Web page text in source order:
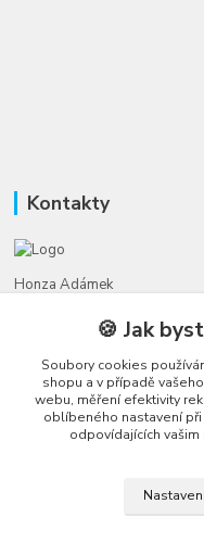
Kontakty
Honza Adámek
(Po-Ne, 9-21 hod.)
honza@autahracky.cz
🍪 Jak
Soubory cookies
shopu a v případě
webu, měření efektivity
oblíbeného nastavení
odpovídajících